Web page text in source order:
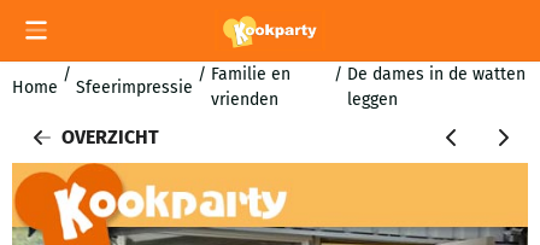
Cookievoorkeuren zijn momenteel gesloten.
Home
/
Sfeerimpressie
/ Familie en
vrienden
/ De dames in de watten
leggen
OVERZICHT